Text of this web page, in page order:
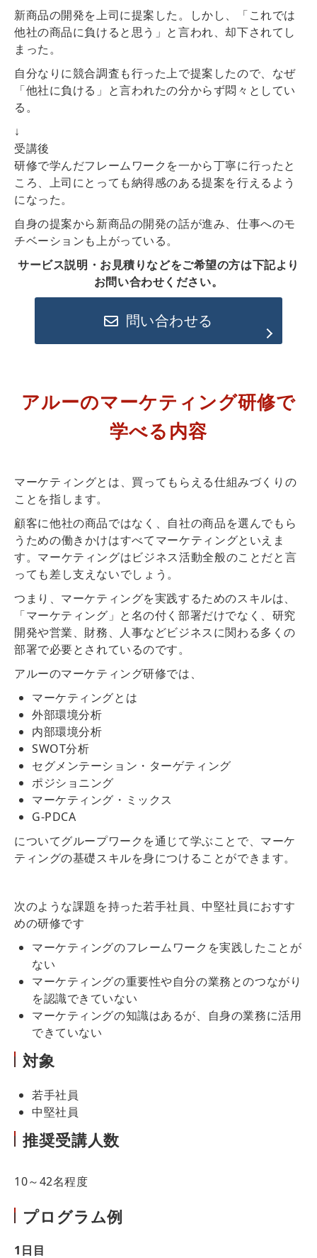
新商品の開発を上司に提案した。しかし、「これでは
他社の商品に負けると思う」と言われ、却下されてし
まった。
自分なりに競合調査も行った上で提案したので、なぜ
「他社に負ける」と言われたの分からず悶々としてい
る。
↓
受講後
研修で学んだフレームワークを一から丁寧に行ったと
ころ、上司にとっても納得感のある提案を行えるよう
になった。
自身の提案から新商品の開発の話が進み、仕事へのモ
チベーションも上がっている。
サービス説明・お見積りなどをご希望の方は下記より
お問い合わせください。
問い合わせる
アルーのマーケティング研修で
学べる内容
マーケティングとは、買ってもらえる仕組みづくりの
ことを指します。
顧客に他社の商品ではなく、自社の商品を選んでもら
うための働きかけはすべてマーケティングといえま
す。マーケティングはビジネス活動全般のことだと言
っても差し支えないでしょう。
つまり、マーケティングを実践するためのスキルは、
「マーケティング」と名の付く部署だけでなく、研究
開発や営業、財務、人事などビジネスに関わる多くの
部署で必要とされているのです。
アルーのマーケティング研修では、
マーケティングとは
外部環境分析
内部環境分析
SWOT分析
セグメンテーション・ターゲティング
ポジショニング
マーケティング・ミックス
G-PDCA
についてグループワークを通じて学ぶことで、マーケ
ティングの基礎スキルを身につけることができます。
次のような課題を持った若手社員、中堅社員におすす
めの研修です
マーケティングのフレームワークを実践したことが
ない
マーケティングの重要性や自分の業務とのつながり
を認識できていない
マーケティングの知識はあるが、自身の業務に活用
できていない
対象
若手社員
中堅社員
推奨受講人数
10～42名程度
プログラム例
1日目